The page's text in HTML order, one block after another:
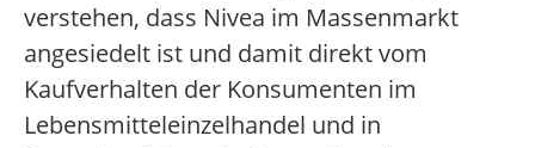
verstehen, dass Nivea im Massenmarkt
angesiedelt ist und damit direkt vom
Kaufverhalten der Konsumenten im
Lebensmitteleinzelhandel und in